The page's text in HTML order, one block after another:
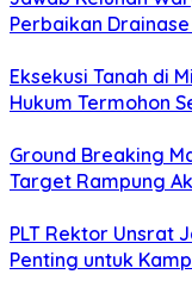
Perbaikan
Eksekusi Tanah di
Hukum Termohon
Ground Breaking
Target Rampung
​PLT Rektor Unsrat
Penting untuk